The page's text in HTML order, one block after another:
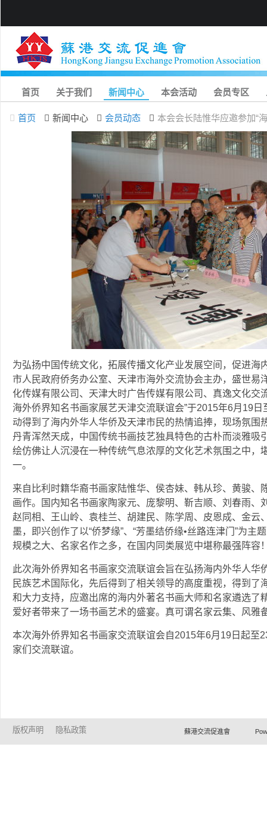
首页 关于我们 新闻中心 本会活动 会员专区
首页 新闻中心 会员动态 本会会长陆惟华应邀参加“
为弘扬中国传统文化，拓展传播文化产业发展空间，促进海
市人民政府侨务办公室、天津市海外交流协会主办，盛世易
化传媒有限公司、天津大时广告传媒有限公司、真逸文化
海外侨界知名书画家展艺天津交流联谊会”于2015年6月19
动得到了海内外华人华侨及天津市民的热情追捧，现场氛围
丹青浑然天成，中国传统书画技艺独具特色的古朴而淡雅吸
绘仿佛让人沉浸在一种传统气息浓厚的文化艺术氛围之中，
一。
来自比利时籍华裔书画家陆惟华、侯杏妹、韩从珍、黄骏、
画作。国内知名书画家陶家元、庞黎明、靳吉顺、刘春雨、
赵同相、王山岭、袁桂兰、胡建民、陈学周、皮恩成、金云
墨，即兴创作了以“侨梦缘”、“芳墨结侨缘•丝路连津门”为
规模之大、名家名作之多，在国内同类展览中堪称最强
此次海外侨界知名书画家交流联谊会旨在弘扬海内外华人
民族艺术国际化，先后得到了相关领导的高度重视，得到
和大力支持，应邀出席的海内外著名书画大师和名家遴选了
爱好者带来了一场书画艺术的盛宴。真可谓名家云集、
本次海外侨界知名书画家交流联谊会自2015年6月19日起至
家们交流联谊。
版权声明 隐私政策 蘇港交流促進會